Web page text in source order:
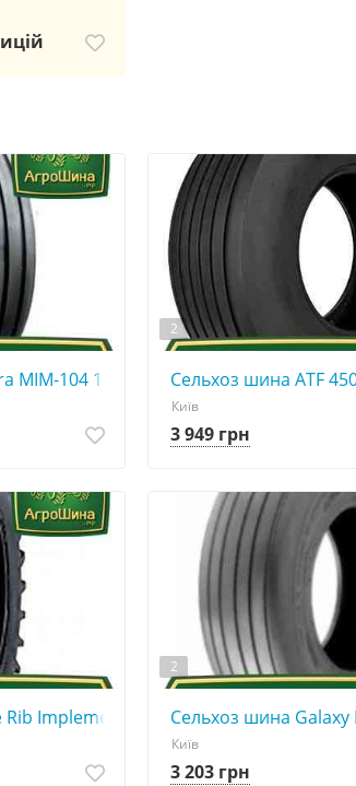
104 11.00R15
2
Сельхоз шина ATF
Київ
3 949 грн
Implement I-1 11.00R15
2
Сельхоз шина Galaxy
Київ
3 203 грн